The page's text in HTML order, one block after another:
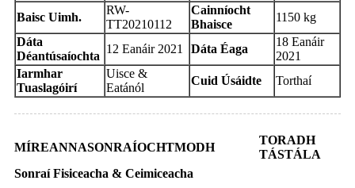
Baisc Uimh.
RW-
TT20210112
Cainníocht
Bhaisce
1150 kg
Dáta
Déantúsaíochta
12 Eanáir 2021 Dáta Éaga
18 Eanáir
2021
Iarmhar
Tuaslagóirí
Uisce &
Eatánól
Cuid Úsáidte Torthaí
MÍREANNASONRAÍOCHTMODH
TORADH
TÁSTÁLA
Sonraí Fisiceacha & Ceimiceacha